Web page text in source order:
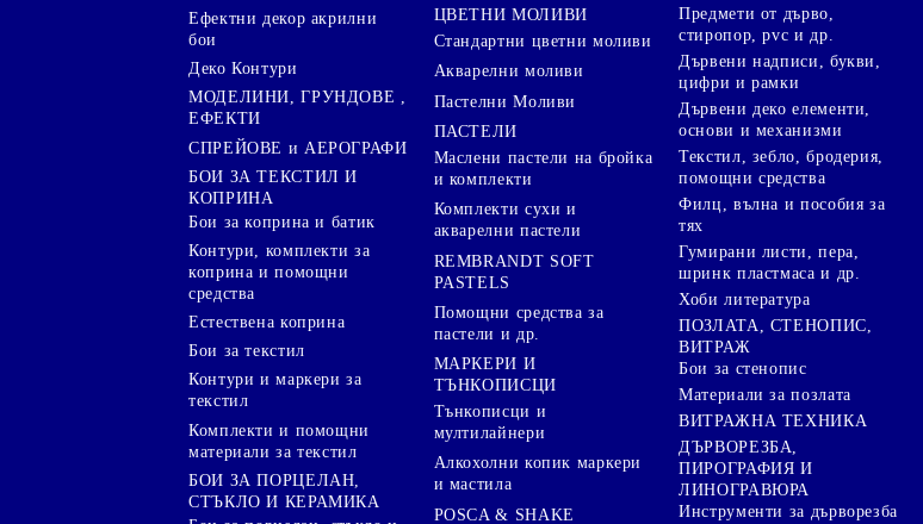
Ефектни декор акрилни
бои
Деко Контури
МОДЕЛИНИ, ГРУНДОВЕ ,
ЕФЕКТИ
СПРЕЙОВЕ и АЕРОГРАФИ
БОИ ЗА ТЕКСТИЛ И
КОПРИНА
Бои за коприна и батик
Контури, комплекти за
коприна и помощни
средства
Естествена коприна
Бои за текстил
Контури и маркери за
текстил
Комплекти и помощни
материали за текстил
БОИ ЗА ПОРЦЕЛАН,
СТЪКЛО И КЕРАМИКА
ЦВЕТНИ МОЛИВИ
Стандартни цветни моливи
Акварелни моливи
Пастелни Моливи
ПАСТЕЛИ
Маслени пастели на бройка
и комплекти
Комплекти сухи и
акварелни пастели
REMBRANDT SOFT
PASTELS
Помощни средства за
пастели и др.
МАРКЕРИ И
ТЪНКОПИСЦИ
Тънкописци и
мултилайнери
Алкохолни копик маркери
и мастила
POSCA & SHAKE
Предмети от дърво,
стиропор, pvc и др.
Дървени надписи, букви,
цифри и рамки
Дървени деко елементи,
основи и механизми
Текстил, зебло, бродерия,
помощни средства
Филц, вълна и пособия за
тях
Гумирани листи, пера,
шринк пластмаса и др.
Хоби литература
ПОЗЛАТА, СТЕНОПИС,
ВИТРАЖ
Бои за стенопис
Материали за позлата
ВИТРАЖНА ТЕХНИКА
ДЪРВОРЕЗБА,
ПИРОГРАФИЯ И
ЛИНОГРАВЮРА
Инструменти за дърворезба